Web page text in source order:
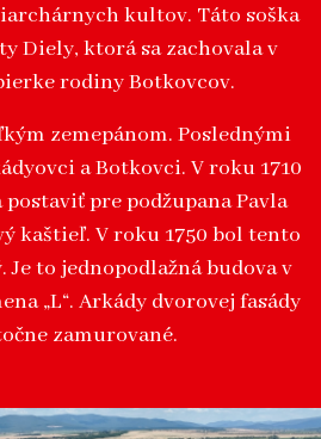
kultov. Táto soška
Diely, ktorá sa zachovala v
rodiny Botkovcov.
zemepánom. Poslednými
a Botkovci. V roku 1710
pre podžupana Pavla
kaštieľ. V roku 1750 bol tento
to jednopodlažná budova v
„L“. Arkády dvorovej fasády
zamurované.